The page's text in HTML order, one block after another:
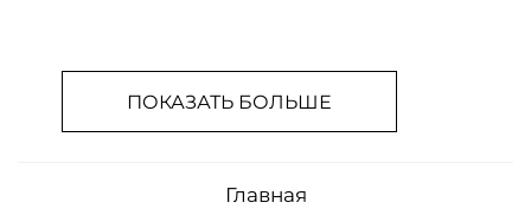
ПОКАЗАТЬ БОЛЬШЕ
Главная